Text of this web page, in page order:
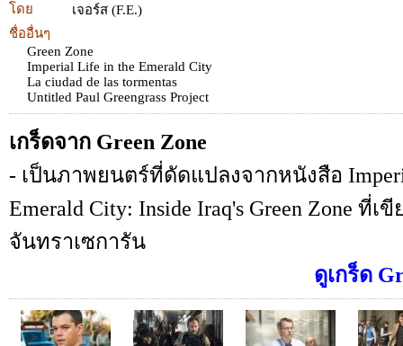
โดย
เจอร์ส (F.E.)
ชื่ออื่นๆ
Green Zone
Imperial Life in the Emerald City
La ciudad de las tormentas
Untitled Paul Greengrass Project
เกร็ดจาก Green Zone
- เป็นภาพยนตร์ที่ดัดแปลงจากหนังสือ
Emerald City: Inside Iraq's Green Zone ที่เ
จันทราเซการัน
ดูเกร็ด